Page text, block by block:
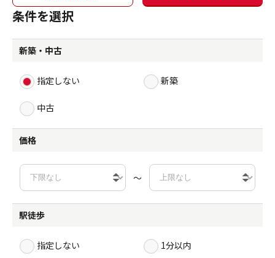
条件を選択
新築・中古
指定しない 新築
中古
価格
～
駅徒歩
指定しない 1分以内